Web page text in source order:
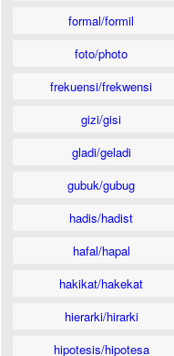
formal/formil
foto/photo
frekuensi/frekwensi
gizi/gisi
gladi/geladi
gubuk/gubug
hadis/hadist
hafal/hapal
hakikat/hakekat
hierarki/hirarki
hipotesis/hipotesa